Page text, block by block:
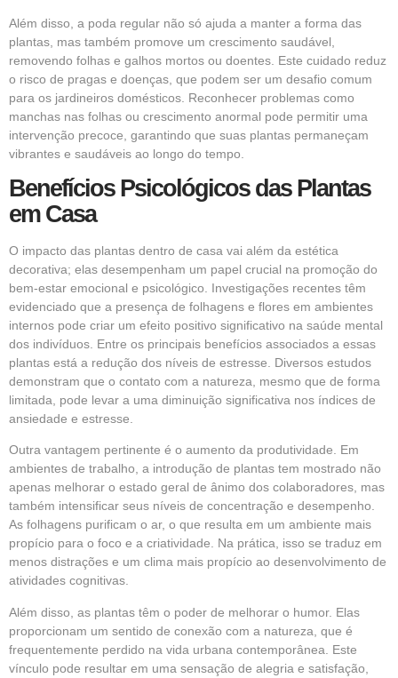
Além disso, a poda regular não só ajuda a manter a forma das
plantas, mas também promove um crescimento saudável,
removendo folhas e galhos mortos ou doentes. Este cuidado reduz
o risco de pragas e doenças, que podem ser um desafio comum
para os jardineiros domésticos. Reconhecer problemas como
manchas nas folhas ou crescimento anormal pode permitir uma
intervenção precoce, garantindo que suas plantas permaneçam
vibrantes e saudáveis ao longo do tempo.
Benefícios Psicológicos das Plantas
em Casa
O impacto das plantas dentro de casa vai além da estética
decorativa; elas desempenham um papel crucial na promoção do
bem-estar emocional e psicológico. Investigações recentes têm
evidenciado que a presença de folhagens e flores em ambientes
internos pode criar um efeito positivo significativo na saúde mental
dos indivíduos. Entre os principais benefícios associados a essas
plantas está a redução dos níveis de estresse. Diversos estudos
demonstram que o contato com a natureza, mesmo que de forma
limitada, pode levar a uma diminuição significativa nos índices de
ansiedade e estresse.
Outra vantagem pertinente é o aumento da produtividade. Em
ambientes de trabalho, a introdução de plantas tem mostrado não
apenas melhorar o estado geral de ânimo dos colaboradores, mas
também intensificar seus níveis de concentração e desempenho.
As folhagens purificam o ar, o que resulta em um ambiente mais
propício para o foco e a criatividade. Na prática, isso se traduz em
menos distrações e um clima mais propício ao desenvolvimento de
atividades cognitivas.
Além disso, as plantas têm o poder de melhorar o humor. Elas
proporcionam um sentido de conexão com a natureza, que é
frequentemente perdido na vida urbana contemporânea. Este
vínculo pode resultar em uma sensação de alegria e satisfação,